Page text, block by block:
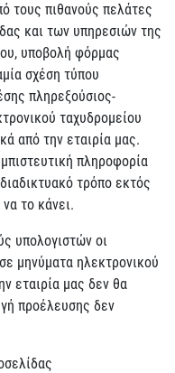
τους πιθανούς πελάτες
και των υπηρεσιών της
υποβολή φόρμας
σχέση τύπου
πληρεξούσιος-
ταχυδρομείου
από την εταιρία μας.
πληροφορία
τρόπο εκτός
το κάνει.
υπολογιστών οι
μηνύματα ηλεκτρονικού
εταιρία μας δεν θα
προέλευσης δεν